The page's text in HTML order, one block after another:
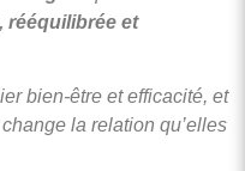
rééquilibrée et
bien-être et efficacité, et
la relation qu’elles